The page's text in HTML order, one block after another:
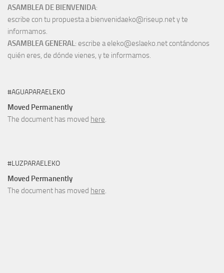
ASAMBLEA DE BIENVENIDA:
escribe con tu propuesta a bienvenidaeko@riseup.net y te
informamos.
ASAMBLEA GENERAL: escribe a eleko@eslaeko.net contándonos
quién eres, de dónde vienes, y te informamos.
#AGUAPARAELEKO
Moved Permanently
The document has moved here.
#LUZPARAELEKO
Moved Permanently
The document has moved here.